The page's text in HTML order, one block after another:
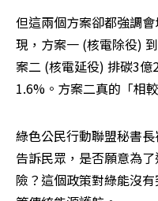
但這兩個方案卻都強調
現，方案一 (核電除役)
案二 (核電延役) 排碳3
1.6%。方案二真的「相
綠色公民行動聯盟秘書
告訴民眾，是否願意為
險？這個政策對綠能沒